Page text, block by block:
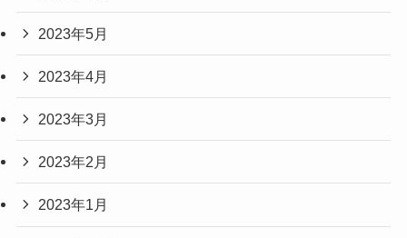
2023年5月
2023年4月
2023年3月
2023年2月
2023年1月